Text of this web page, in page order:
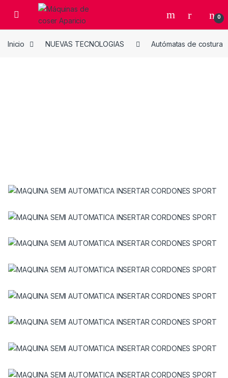
Skip to navigation
Skip to content
Open 0
Inicio NUEVAS TECNOLOGIAS Autómatas de costura